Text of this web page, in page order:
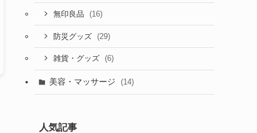
無印良品 (16)
防災グッズ (29)
雑貨・グッズ (6)
美容・マッサージ (14)
人気記事